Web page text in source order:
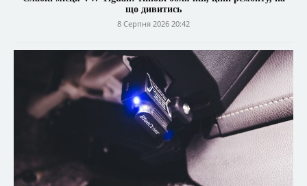
що дивитись
8 Серпня 2026 20:42